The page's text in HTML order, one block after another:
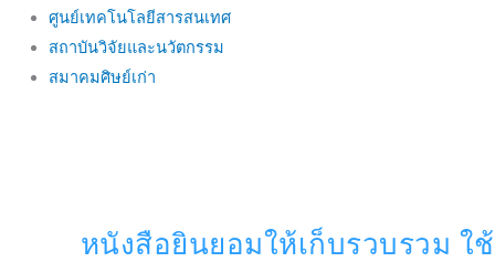
ศูนย์เทคโนโลยีสารสนเทศ
สถาบันวิจัยและนวัตกรรม
สมาคมศิษย์เก่า
หนังสือยินยอมให้เก็บรวบรวม ใ